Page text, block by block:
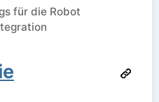
für die Robot